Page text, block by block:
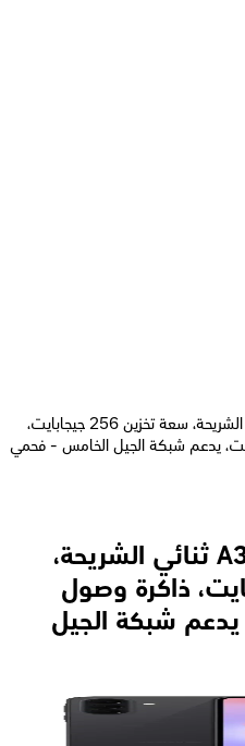
سامسونج جالاكسي A37 ثنائي الشريحة، سعة تخزين 256 جيجابايت،
عشوائي 12 جيجابايت، يدعم شبكة الجيل الخامس - فحمي
سامسونج جالاكسي A37 ثنائي الشريحة،
256 جيجابايت، ذاكرة وصول
يدعم شبكة الجيل